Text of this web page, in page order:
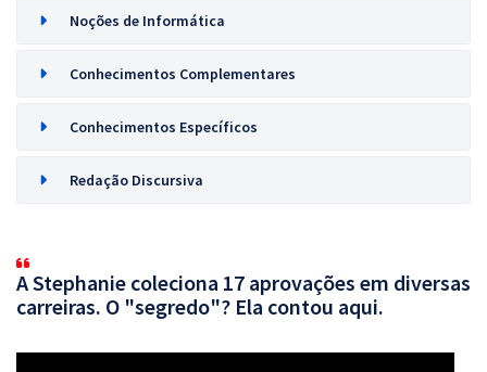
Noções de Informática
Conhecimentos Complementares
Conhecimentos Específicos
Redação Discursiva
A Stephanie coleciona 17 aprovações em diversas
carreiras. O "segredo"? Ela contou aqui.